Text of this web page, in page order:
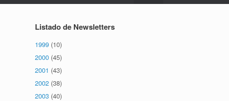
Listado de Newsletters
1999 (10)
2000 (45)
2001 (43)
2002 (38)
2003 (40)